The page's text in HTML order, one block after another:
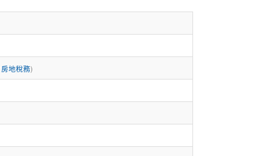
房地稅務)